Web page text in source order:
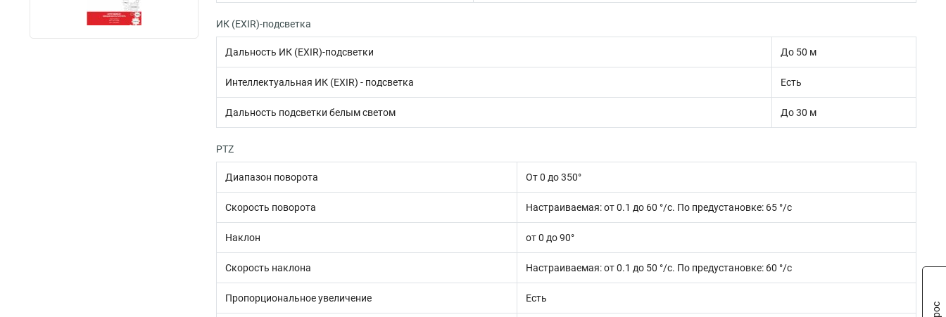
ИК (EXIR)-подсветка
Дальность ИК (EXIR)-подсветки До 50 м
Интеллектуальная ИК (EXIR) - подсветка Есть
Дальность подсветки белым светом До 30 м
PTZ
Диапазон поворота От 0 до 350°
Скорость поворота Настраиваемая: от 0.1 до 60 °/с. По предустановке: 65 °/с
Наклон от 0 до 90°
Скорость наклона Настраиваемая: от 0.1 до 50 °/с. По предустановке: 60 °/с
Пропорциональное увеличение Есть